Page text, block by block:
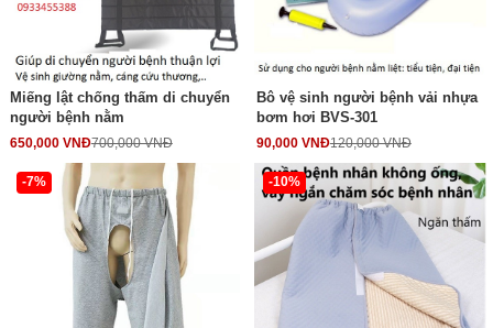
Miếng lật chống thấm di chuyển
người bệnh nằm
650,000 VNĐ700,000 VNĐ
Bô vệ sinh người bệnh vải nhựa
bơm hơi BVS-301
90,000 VNĐ120,000 VNĐ
-7% -10%